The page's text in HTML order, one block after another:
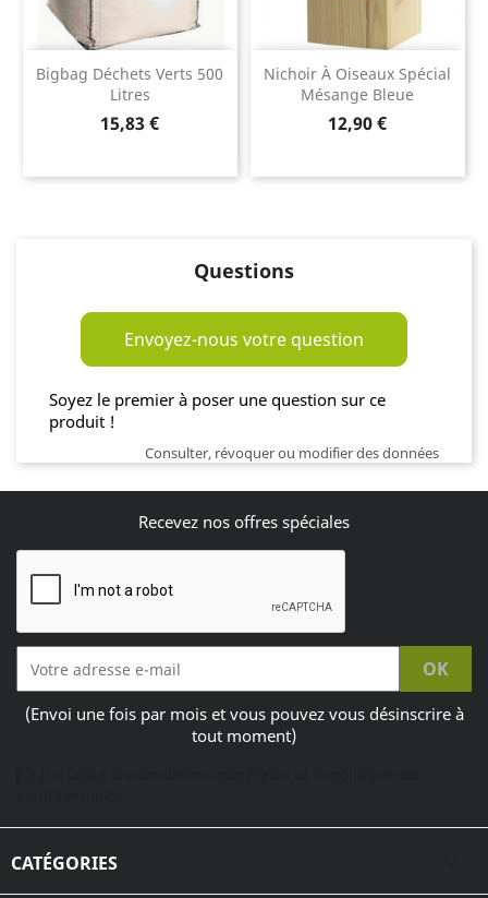
Bigbag Déchets Verts 500
Litres
Prix
15,83 €
Nichoir À Oiseaux Spécial
Mésange Bleue
Prix
12,90 €
Questions
Envoyez-nous votre question
Soyez le premier à poser une question sur ce
produit !
Consulter, révoquer ou modifier des données
Recevez nos offres spéciales
(Envoi une fois par mois et vous pouvez vous désinscrire à
tout moment)
CATÉGORIES